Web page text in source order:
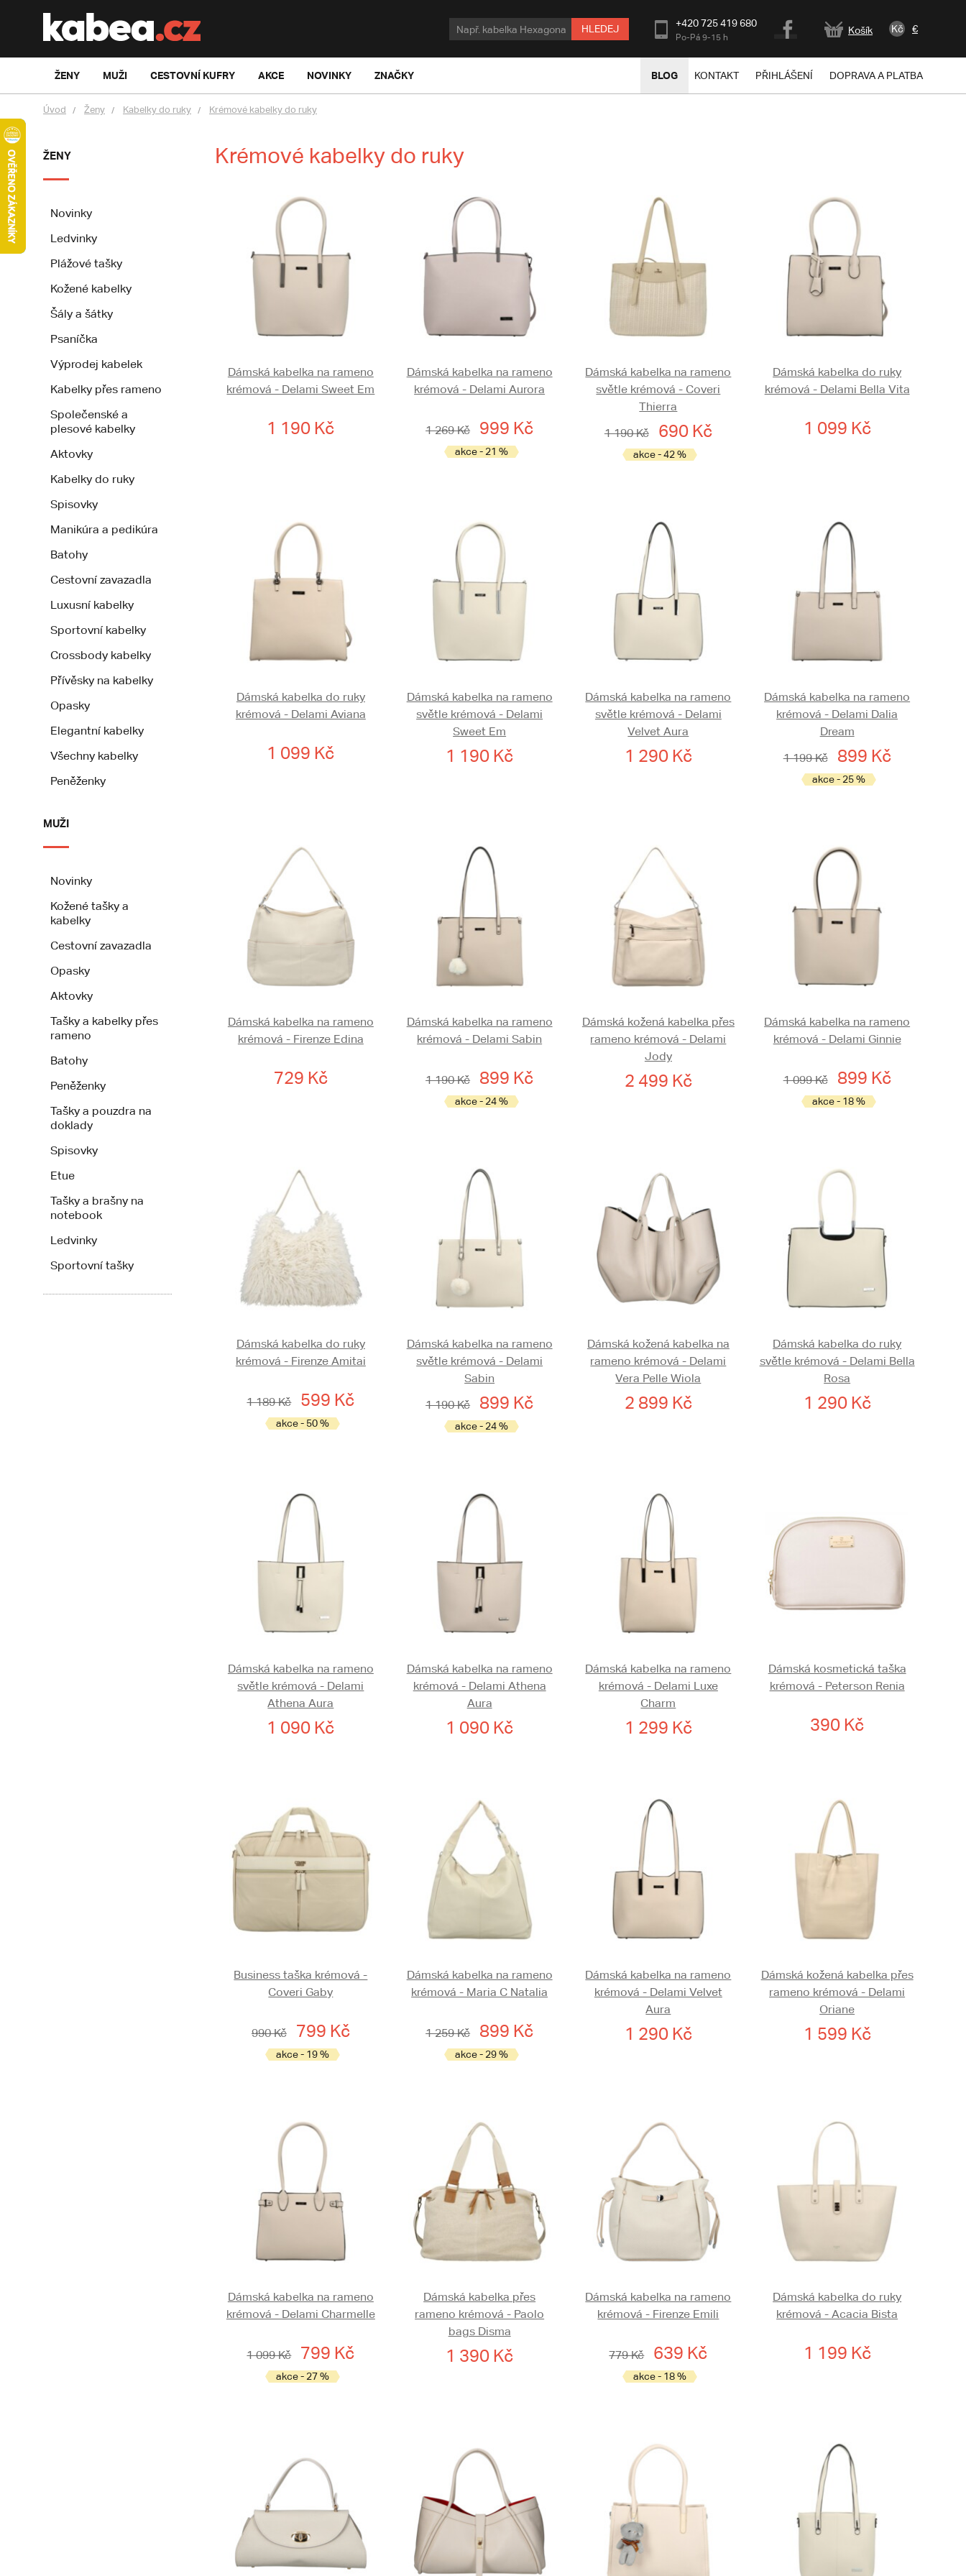
HLEDEJ +420 725 419 680
Po-Pá 9-15 h
Košík Kč €
ŽENY MUŽI CESTOVNÍ KUFRY AKCE NOVINKY ZNAČKY BLOG KONTAKT PŘIHLÁŠENÍ DOPRAVA A PLATBA
Úvod Ženy Kabelky do ruky Krémové kabelky do ruky
ŽENY
Novinky
Ledvinky
Plážové tašky
Kožené kabelky
Šály a šátky
Psaníčka
Výprodej kabelek
Kabelky přes rameno
Společenské a
plesové kabelky
Aktovky
Kabelky do ruky
Spisovky
Manikúra a pedikúra
Batohy
Cestovní zavazadla
Luxusní kabelky
Sportovní kabelky
Crossbody kabelky
Přívěsky na kabelky
Opasky
Elegantní kabelky
Všechny kabelky
Peněženky
MUŽI
Novinky
Kožené tašky a
kabelky
Cestovní zavazadla
Opasky
Aktovky
Tašky a kabelky přes
rameno
Batohy
Peněženky
Tašky a pouzdra na
doklady
Spisovky
Etue
Tašky a brašny na
notebook
Ledvinky
Sportovní tašky
Krémové kabelky do ruky
Dámská kabelka na rameno
krémová - Delami Sweet Em
1 190 Kč
Dámská kabelka na rameno
krémová - Delami Aurora
1 269 Kč 999 Kč
akce - 21 %
Dámská kabelka na rameno
světle krémová - Coveri
Thierra
1 190 Kč
690 Kč
akce - 42 %
Dámská kabelka do ruky
krémová - Delami Bella Vita
1 099 Kč
Dámská kabelka do ruky
krémová - Delami Aviana
1 099 Kč
Dámská kabelka na rameno
světle krémová - Delami
Sweet Em
1 190 Kč
Dámská kabelka na rameno
světle krémová - Delami
Velvet Aura
1 290 Kč
Dámská kabelka na rameno
krémová - Delami Dalia
Dream
1 199 Kč
899 Kč
akce - 25 %
Dámská kabelka na rameno
krémová - Firenze Edina
729 Kč
Dámská kabelka na rameno
krémová - Delami Sabin
1 190 Kč 899 Kč
akce - 24 %
Dámská kožená kabelka přes
rameno krémová - Delami
Jody
2 499 Kč
Dámská kabelka na rameno
krémová - Delami Ginnie
1 099 Kč 899 Kč
akce - 18 %
Dámská kabelka do ruky
krémová - Firenze Amitai
1 189 Kč 599 Kč
akce - 50 %
Dámská kabelka na rameno
světle krémová - Delami
Sabin
1 190 Kč
899 Kč
akce - 24 %
Dámská kožená kabelka na
rameno krémová - Delami
Vera Pelle Wiola
2 899 Kč
Dámská kabelka do ruky
světle krémová - Delami Bella
Rosa
1 290 Kč
Dámská kabelka na rameno
světle krémová - Delami
Athena Aura
1 090 Kč
Dámská kabelka na rameno
krémová - Delami Athena
Aura
1 090 Kč
Dámská kabelka na rameno
krémová - Delami Luxe
Charm
1 299 Kč
Dámská kosmetická taška
krémová - Peterson Renia
390 Kč
Business taška krémová -
Coveri Gaby
990 Kč 799 Kč
akce - 19 %
Dámská kabelka na rameno
krémová - Maria C Natalia
1 259 Kč 899 Kč
akce - 29 %
Dámská kabelka na rameno
krémová - Delami Velvet
Aura
1 290 Kč
Dámská kožená kabelka přes
rameno krémová - Delami
Oriane
1 599 Kč
Dámská kabelka na rameno
krémová - Delami Charmelle
1 099 Kč 799 Kč
akce - 27 %
Dámská kabelka přes
rameno krémová - Paolo
bags Disma
1 390 Kč
Dámská kabelka na rameno
krémová - Firenze Emili
779 Kč 639 Kč
akce - 18 %
Dámská kabelka do ruky
krémová - Acacia Bista
1 199 Kč